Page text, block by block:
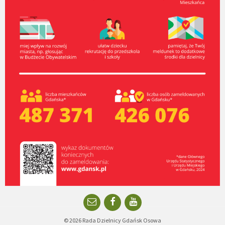
EmailFacebookYouTube
© 2026 Rada Dzielnicy Gdańsk Osowa